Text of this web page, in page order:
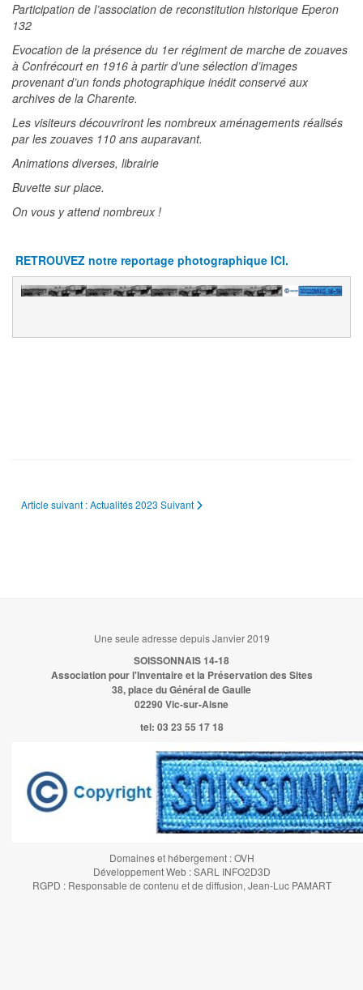
Participation de l’association de reconstitution historique Eperon
132
Evocation de la présence du 1er régiment de marche de zouaves
à Confrécourt en 1916 à partir d’une sélection d’images
provenant d’un fonds photographique inédit conservé aux
archives de la Charente.
Les visiteurs découvriront les nombreux aménagements réalisés
par les zouaves 110 ans auparavant.
Animations diverses, librairie
Buvette sur place.
On vous y attend nombreux !
RETROUVEZ notre reportage photographique ICI.
Article suivant : Actualités 2023 Suivant
Une seule adresse depuis Janvier 2019
SOISSONNAIS 14-18
Association pour l'Inventaire et la Préservation des Sites
38, place du Général de Gaulle
02290 Vic-sur-Aisne
tel: 03 23 55 17 18
Domaines et hébergement : OVH
Développement Web : SARL INFO2D3D
RGPD : Responsable de contenu et de diffusion, Jean-Luc PAMART